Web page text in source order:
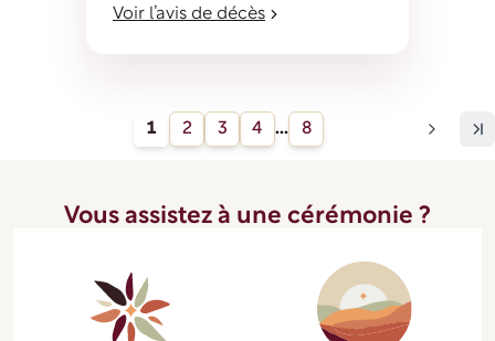
Voir l’avis de décès
1 2 3 4 ... 8
Vous assistez à une cérémonie ?